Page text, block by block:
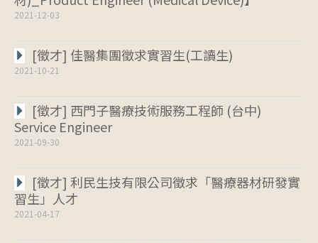
2021-12-03
[徵才] 佳醫集團徵求實習生(工讀生)
2021-10-21
[徵才] 西門子醫療技術服務工程師 (台中)
Service Engineer
2021-09-30
[徵才] 利民生技有限公司徵求「醫療器材研發實
習生」人才
2021-04-17